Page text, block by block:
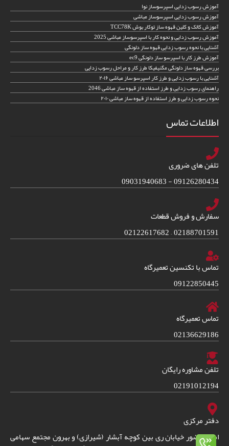
آموزش رسوب زدایی اسپرسوساز نوا
آموزش رسوب زدایی اسپرسوساز مباشی
آموزش کالک و کلین قهوه ساز توکار بوش TCC78K
آموزش رسوب زدایی و نحوه کار با اسپرسوساز مباشی 2025
آشنایی با نحوه رسوب زدایی قهوه ساز دلونگی
آموزش طرز کار با اسپرسو ساز دلونگی ec9
بررسی قهوه ساز دلونگی مگنیفیکا طرز کار و مراحل رسوب زدایی
آشنایی با رسوب زدایی و طرز کار اسپرسو ساز مباشی ۲۰۱۶
راهنمای رسوب زدایی و طرز استفاده از قهوه ساز مباشی 2046
نحوه رسوب زدایی و طرز استفاده از قهوه ساز مباشی ۲۰۱۰
اطلاعات تماس
تلفن های ضروری
09126280434 - 09031940683
سفارش و فروش قطعات
02188701591 – 02122617682
تماس با تکنسین تعمیرگاه
09122850445
تماس تعمیرگاه
02136629186
تلفن مشاوره رایگان
02191012194
دفتر مرکزی
امین حضور خیابان ری بین کوچه آبشار (شیرازی) و بهرون مجتمع سهامی